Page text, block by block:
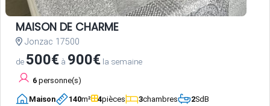
MAISON DE CHARME
Jonzac 17500
de 500€ à 900€ la semaine
6 personne(s)
Maison 140m² 4pièces 3chambres 2SdB